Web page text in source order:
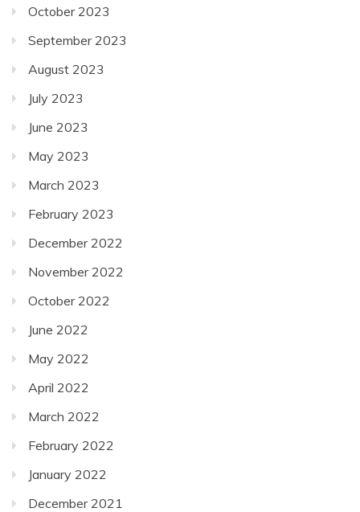
October 2023
September 2023
August 2023
July 2023
June 2023
May 2023
March 2023
February 2023
December 2022
November 2022
October 2022
June 2022
May 2022
April 2022
March 2022
February 2022
January 2022
December 2021